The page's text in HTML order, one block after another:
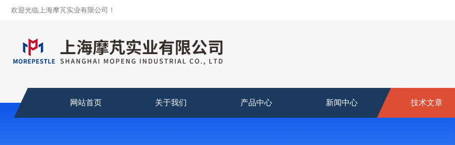
欢迎光临上海摩芃实业有限公司！
网站首页 关于我们 产品中心 新闻中心 技术文章